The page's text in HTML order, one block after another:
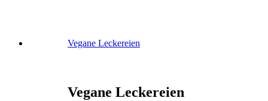
Vegane Leckereien
Vegane Leckereien